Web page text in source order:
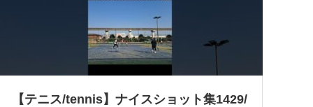
【テニス/tennis】ナイスショット集1429/